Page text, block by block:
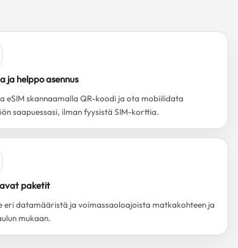
ja helppo asennus
eSIM skannaamalla QR-koodi ja ota mobiilidata
saapuessasi, ilman fyysistä SIM-korttia.
paketit
eri datamääristä ja voimassaoloajoista matkakohteen ja
mukaan.